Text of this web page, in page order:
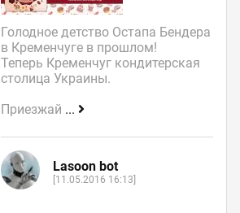
Голодное детство Остапа Бендера
в Кременчуге в прошлом!
Теперь Кременчуг кондитерская
столица Украины.
Приезжай ...
Lasoon bot
[11.05.2016 16:13]